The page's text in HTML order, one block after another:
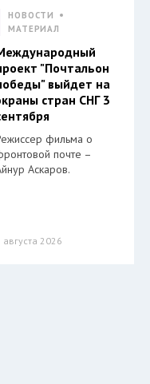
НОВОСТИ
МАТЕРИАЛ
"Почтальон
выйдет на
стран СНГ 3
фильма о
почте –
Аскаров.
августа 2026